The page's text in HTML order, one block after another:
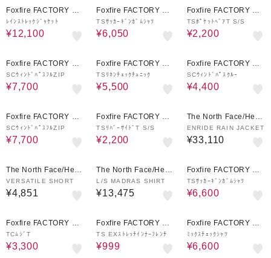
Foxfire FACTORY OU
TLET
ﾚｲﾝｽﾄﾚｯｸｼﾞｬｹｯﾄ
¥12,100
Foxfire FACTORY OU
TLET
TSｻｯｶｰｷﾞﾝｶﾞﾑｼｬﾂ
¥6,050
Foxfire FACTORY OU
TLET
TSﾎﾟｹｯﾄﾍﾞｱT S/S
¥2,200
Foxfire FACTORY OU
TLET
SCｳｨﾝﾄﾞﾊﾟｽﾌﾙZIP
¥7,700
Foxfire FACTORY OU
TLET
TSﾘﾈﾝﾁｪｯｸﾁｭﾆｯｸ
¥5,500
Foxfire FACTORY OU
TLET
SCｳｨﾝﾄﾞﾊﾟｽｸﾙｰ
¥4,400
Foxfire FACTORY OU
TLET
SCｳｨﾝﾄﾞﾊﾟｽﾌﾙZIP
¥7,700
Foxfire FACTORY OU
TLET
TSﾘﾊﾞｰｻｲﾄﾞT S/S
¥2,200
The North Face/Helly
Hansen
ENRIDE RAIN JACKET
¥33,110
The North Face/Helly
Hansen
VERSATILE SHORT
¥4,851
The North Face/Helly
Hansen
L/S MADRAS SHIRT
¥13,475
Foxfire FACTORY OU
TLET
TSｻｯｶｰｷﾞﾝｶﾞﾑｼｬﾂ
¥6,600
Foxfire FACTORY OU
TLET
TCﾑｼﾞT
¥3,300
Foxfire FACTORY OU
TLET
TS EXｽﾄﾚｯﾁｲﾝﾅｰﾌﾚﾝﾁ
¥999
Foxfire FACTORY OU
TLET
ﾐｯｸｽﾁｪｯｸｼｬﾂ
¥6,600